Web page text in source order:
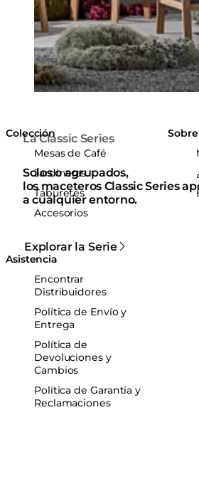
La Classic Series
Solos o agrupados,
los maceteros Classic Series
a cualquier entorno.
Explorar la Serie
Colección
Mesas de Café
Jardineras
Taburetes
Accesorios
Asistencia
Encontrar
Distribuidores
Política de Envío y
Entrega
Política de
Devoluciones y
Cambios
Política de Garantía y
Reclamaciones